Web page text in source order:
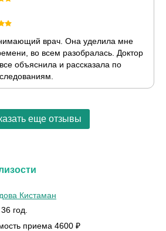
врач. Она уделила мне
во всем разобралась. Доктор
объяснила и рассказала по
еще отзывы
Кистаман
год.
приема 4600 ₽